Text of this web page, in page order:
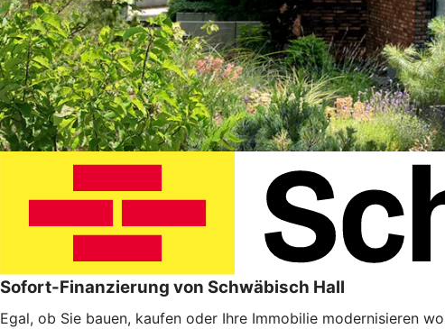
Sofort-Finanzierung von Schwäbisch Hall
Egal, ob Sie bauen, kaufen oder Ihre Immobilie modernisieren